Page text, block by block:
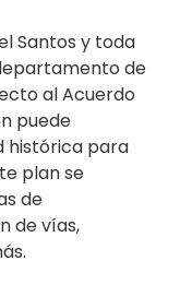
Santos y toda
de
al Acuerdo
puede
histórica para
plan se
de
de vías,